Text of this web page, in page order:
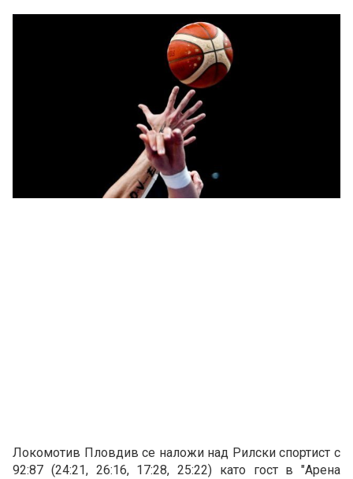
Локомотив Пловдив се наложи над Рилски спортист с
92:87 (24:21, 26:16, 17:28, 25:22) като гост в "Арена